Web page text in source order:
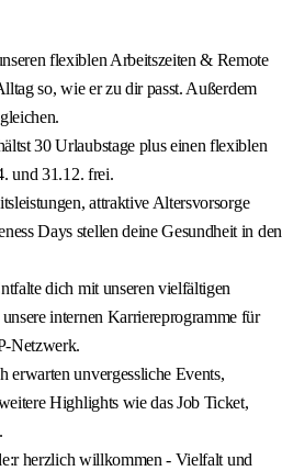
flexiblen Arbeitszeiten & Remote
so, wie er zu dir passt. Außerdem
30 Urlaubstage plus einen flexiblen
und 31.12. frei.
attraktive Altersvorsorge
Days stellen deine Gesundheit in den
dich mit unseren vielfältigen
internen Karriereprogramme für
Netzwerk.
erwarten unvergessliche Events,
Highlights wie das Job Ticket,
herzlich willkommen - Vielfalt und